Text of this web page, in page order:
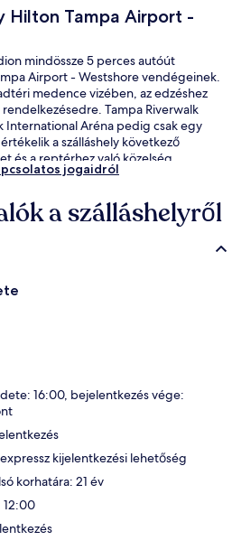
Hilton Tampa Airport -
mindössze 5 perces autóút
Airport - Westshore vendégeinek.
medence vizében, az edzéshez
Tampa Riverwalk
International Aréna pedig csak egy
a szálláshely következő
és a reptérhez való közelség.
jogaidról
a szálláshelyről
16:00, bejelentkezés vége:
kijelentkezési lehetőség
korhatára: 21 év
12:00